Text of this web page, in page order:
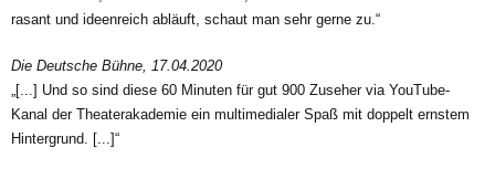
rasant und ideenreich abläuft, schaut man sehr gerne zu.“
Die Deutsche Bühne, 17.04.2020
„[...] Und so sind diese 60 Minuten für gut 900 Zuseher via YouTube-
Kanal der Theaterakademie ein multimedialer Spaß mit doppelt ernstem
Hintergrund. [...]“